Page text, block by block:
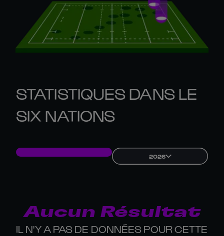
STATISTIQUES DANS LE
SIX NATIONS
2026
Aucun Résultat
IL N'Y A PAS DE DONNÉES POUR CETTE